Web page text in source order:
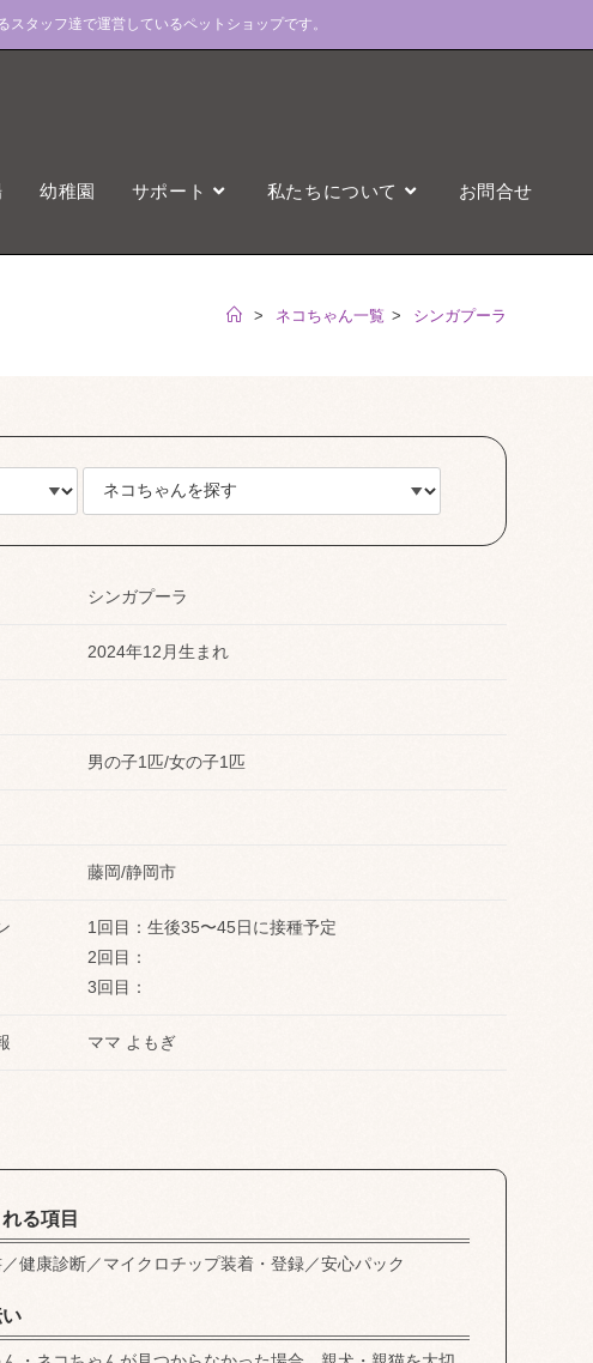
タッフ達で運営しているペットショップです。
幼稚園 サポート 私たちについて お問合せ
> ネコちゃん一覧 > シンガプーラ
シンガプーラ
2024年12月生まれ
男の子1匹/女の子1匹
藤岡/静岡市
1回目：生後35〜45日に接種予定
2回目：
3回目：
ママ よもぎ
る項目
健康診断／マイクロチップ装着・登録／安心パック